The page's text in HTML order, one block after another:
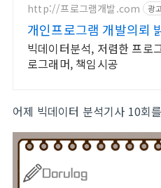
http://프로그램개발.com 광
개인프로그램 개발의뢰
빅데이터분석, 저렴한 프로
로그래머, 책임시공
어제 빅데이터 분석기사 10회